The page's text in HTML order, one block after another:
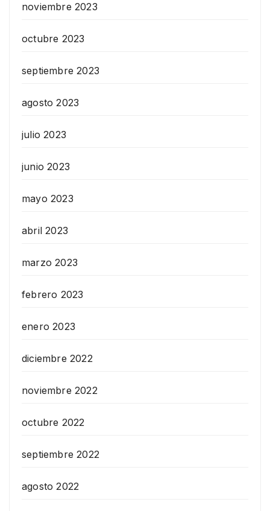
noviembre 2023
octubre 2023
septiembre 2023
agosto 2023
julio 2023
junio 2023
mayo 2023
abril 2023
marzo 2023
febrero 2023
enero 2023
diciembre 2022
noviembre 2022
octubre 2022
septiembre 2022
agosto 2022